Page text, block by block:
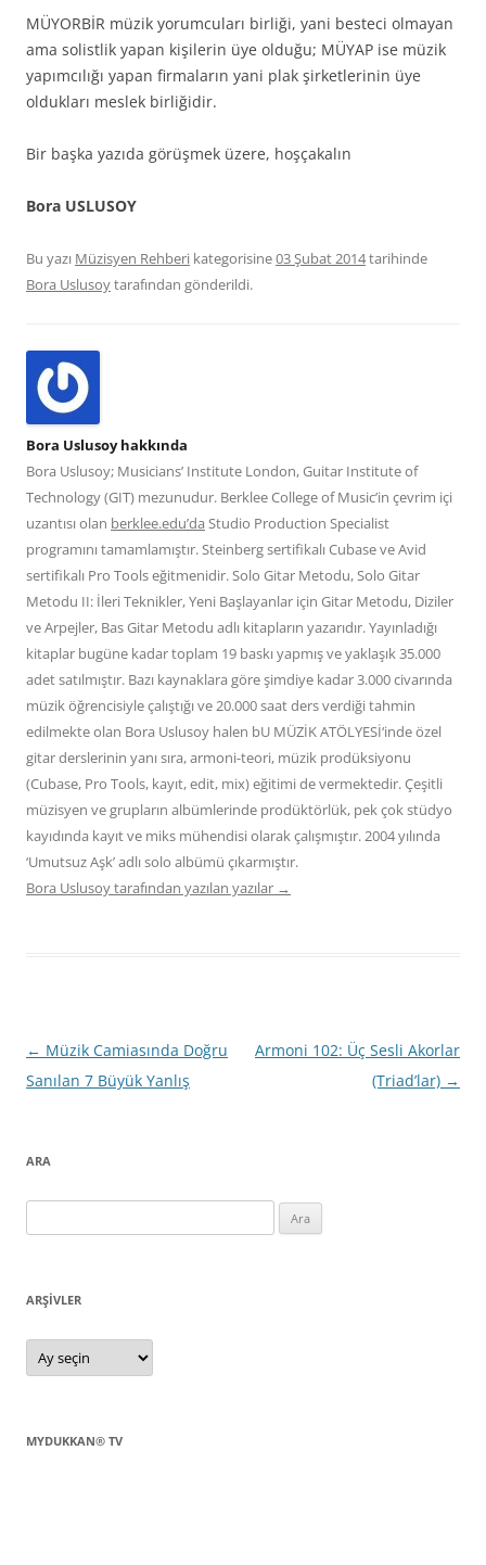
MÜYORBİR müzik yorumcuları birliği, yani besteci olmayan
ama solistlik yapan kişilerin üye olduğu; MÜYAP ise müzik
yapımcılığı yapan firmaların yani plak şirketlerinin üye
oldukları meslek birliğidir.
Bir başka yazıda görüşmek üzere, hoşçakalın
Bora USLUSOY
Bu yazı Müzisyen Rehberi kategorisine03 Şubat 2014tarihinde
Bora Uslusoytarafından gönderildi.
Bora Uslusoy hakkında
Bora Uslusoy; Musicians’ Institute London, Guitar Institute of
Technology (GIT) mezunudur. Berklee College of Music’in çevrim içi
uzantısı olan berklee.edu’da Studio Production Specialist
programını tamamlamıştır. Steinberg sertifikalı Cubase ve Avid
sertifikalı Pro Tools eğitmenidir. Solo Gitar Metodu, Solo Gitar
Metodu II: İleri Teknikler, Yeni Başlayanlar için Gitar Metodu, Diziler
ve Arpejler, Bas Gitar Metodu adlı kitapların yazarıdır. Yayınladığı
kitaplar bugüne kadar toplam 19 baskı yapmış ve yaklaşık 35.000
adet satılmıştır. Bazı kaynaklara göre şimdiye kadar 3.000 civarında
müzik öğrencisiyle çalıştığı ve 20.000 saat ders verdiği tahmin
edilmekte olan Bora Uslusoy halen bU MÜZİK ATÖLYESİ‘inde özel
gitar derslerinin yanı sıra, armoni-teori, müzik prodüksiyonu
(Cubase, Pro Tools, kayıt, edit, mix) eğitimi de vermektedir. Çeşitli
müzisyen ve grupların albümlerinde prodüktörlük, pek çok stüdyo
kayıdında kayıt ve miks mühendisi olarak çalışmıştır. 2004 yılında
‘Umutsuz Aşk’ adlı solo albümü çıkarmıştır.
Bora Uslusoy tarafından yazılan yazılar →
Yazı
dolaşımı
← Müzik Camiasında Doğru
Sanılan 7 Büyük Yanlış
Armoni 102: Üç Sesli Akorlar
(Triad’lar) →
ARA
ARŞIVLER
Arşivler
MYDUKKAN® TV